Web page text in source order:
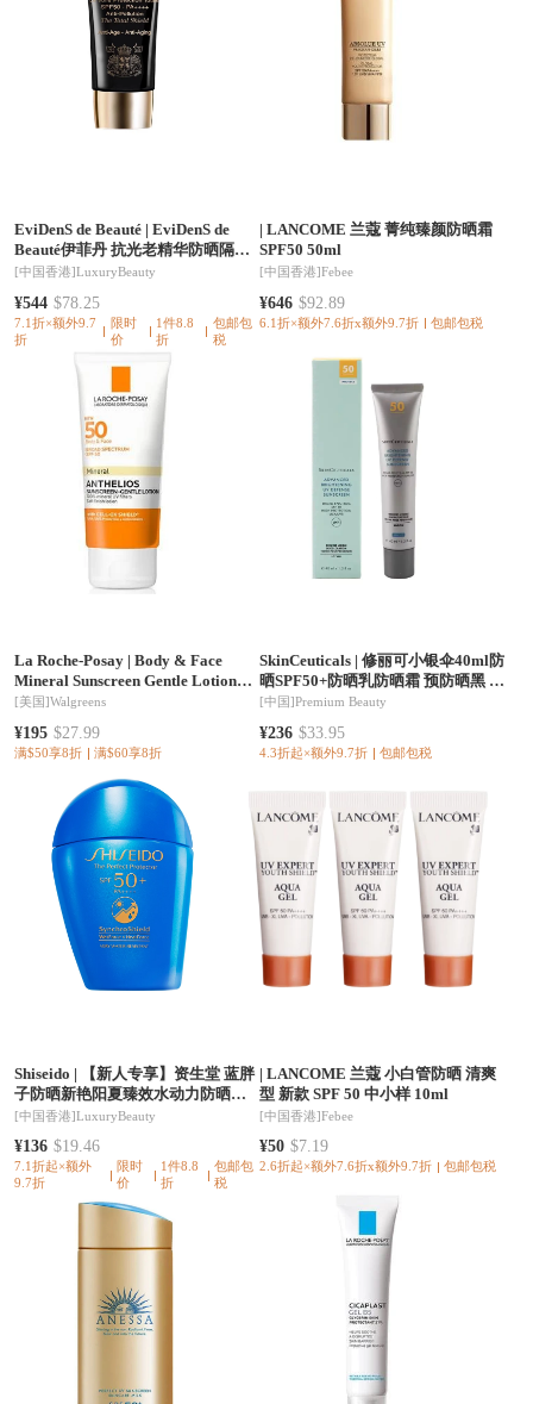
EviDenS de Beauté| EviDenS de
Beauté伊菲丹 抗光老精华防晒隔离
霜 30/50ml 外防内养敏感肌抗老赋
[中国香港]LuxuryBeauty
¥544 $78.25
7.1折×额外9.7
折
限时
价
1件8.8
折
包邮包
税
|LANCOME 兰蔻 菁纯臻颜防晒霜
SPF50 50ml
[中国香港]Febee
¥646 $92.89
6.1折×额外7.6折x额外9.7折 包邮包税
La Roche-Posay| Body & Face
Mineral Sunscreen Gentle Lotion
SPF 50
[美国]Walgreens
¥195 $27.99
满$50享8折 满$60享8折
SkinCeuticals |修丽可小银伞40ml防
晒SPF50+防晒乳防晒霜 预防晒黑 淡
斑美白
[中国]Premium Beauty
¥236 $33.95
4.3折起×额外9.7折 包邮包税
Shiseido |
【新人专享】资生堂 蓝胖
子防晒新艳阳夏臻效水动力防晒乳
清爽/滋润 150ml 防水防汗 遇水更强
SPF50+PA++++ 随机版本发货
[中国香港]LuxuryBeauty
¥136 $19.46
7.1折起×额外
9.7折
限时
价
1件8.8
折
包邮包
税
|LANCOME 兰蔻 小白管防晒 清爽
型 新款 SPF 50 中小样 10ml
[中国香港]Febee
¥50 $7.19
2.6折起×额外7.6折x额外9.7折 包邮包税